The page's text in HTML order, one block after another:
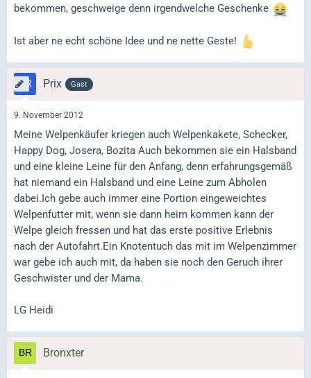
bekommen, geschweige denn irgendwelche Geschenke
Ist aber ne echt schöne Idee und ne nette Geste!
Prix Gast
9. November 2012
Meine Welpenkäufer kriegen auch Welpenkakete, Schecker,
Happy Dog, Josera, Bozita Auch bekommen sie ein Halsband
und eine kleine Leine für den Anfang, denn erfahrungsgemäß
hat niemand ein Halsband und eine Leine zum Abholen
dabei.Ich gebe auch immer eine Portion eingeweichtes
Welpenfutter mit, wenn sie dann heim kommen kann der
Welpe gleich fressen und hat das erste positive Erlebnis
nach der Autofahrt.Ein Knotentuch das mit im Welpenzimmer
war gebe ich auch mit, da haben sie noch den Geruch ihrer
Geschwister und der Mama.
LG Heidi
Bronxter